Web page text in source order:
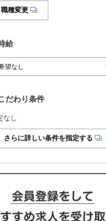
職種変更
給
だわり条件
なし
さらに詳しい条件を指定する